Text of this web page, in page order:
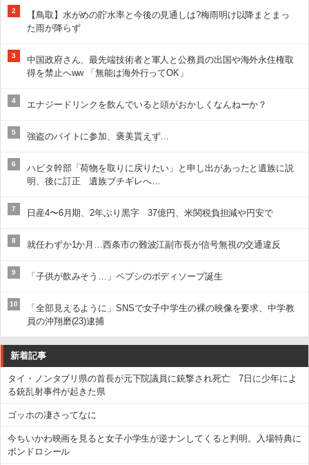
2
【鳥取】水がめの貯水率と今後の見通しは?梅雨明け以降まとまっ
た雨が降らず
3
中国政府さん、最先端技術者と軍人と公務員の出国や海外永住権取
得を禁止へww 「無能は海外行ってOK」
4 エナジードリンクを飲んでいると頭がおかしくなんねーか？
5 強盗のバイトに参加、褒美貰えず…
6
ハビタ幹部「荷物を取りに戻りたい」と申し出があったと遺族に説
明、後に訂正 遺族ブチギレへ…
7 日産4〜6月期、2年ぶり黒字 37億円、米関税負担減や円安で
8 就任わずか1か月…西条市の難波江副市長が信号無視の交通違反
9 「子供が飲みそう…」ペプシのボディソープ誕生
10
「全部見えるように」SNSで女子中学生の裸の映像を要求、中学教
員の沖翔磨(23)逮捕
新着記事
タイ・ノンタブリ県の首長が元下院議員に銃撃され死亡 7日に少年によ
る銃乱射事件が起きた県
ゴッホの凄さってなに
今ちいかわ映画を見ると女子小学生が逆ナンしてくると判明。入場特典に
ボンドロシール